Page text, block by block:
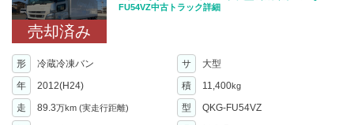
売却済み
FU54VZ中古トラック詳細
形 冷蔵冷凍バン サ
大型
年
2012(H24) 積 11,400kg
走 89.3万km (実走行距離) 型
QKG-FU54VZ